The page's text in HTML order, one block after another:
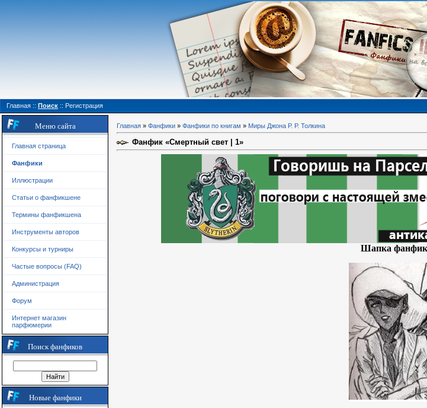
Главная :: Поиск :: Регистрация
Меню сайта
Главная страница
Фанфики
Иллюстрации
Статьи о фанфикшене
Термины фанфикшена
Инструменты авторов
Конкурсы и турниры
Частые вопросы (FAQ)
Администрация
Форум
Интернет магазин
парфюмерии
Поиск фанфиков
Новые фанфики
Главная » Фанфики » Фанфики по книгам » Миры Джона Р. Р. Толкина
Фанфик «Смертный свет | 1»
Шапка